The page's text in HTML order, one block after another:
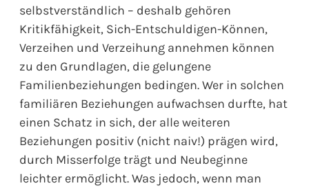
selbstverständlich – deshalb gehören
Kritikfähigkeit, Sich-Entschuldigen-Können,
Verzeihen und Verzeihung annehmen können
zu den Grundlagen, die gelungene
Familienbeziehungen bedingen. Wer in solchen
familiären Beziehungen aufwachsen durfte, hat
einen Schatz in sich, der alle weiteren
Beziehungen positiv (nicht naiv!) prägen wird,
durch Misserfolge trägt und Neubeginne
leichter ermöglicht. Was jedoch, wenn man